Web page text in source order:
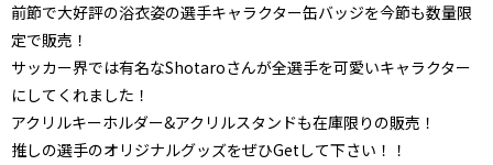
前節で大好評の浴衣姿の選手キャラクター缶バッジを今節も数量限
定で販売！
サッカー界では有名なShotaroさんが全選手を可愛いキャラクター
にしてくれました！
アクリルキーホルダー&アクリルスタンドも在庫限りの販売！
推しの選手のオリジナルグッズをぜひGetして下さい！！